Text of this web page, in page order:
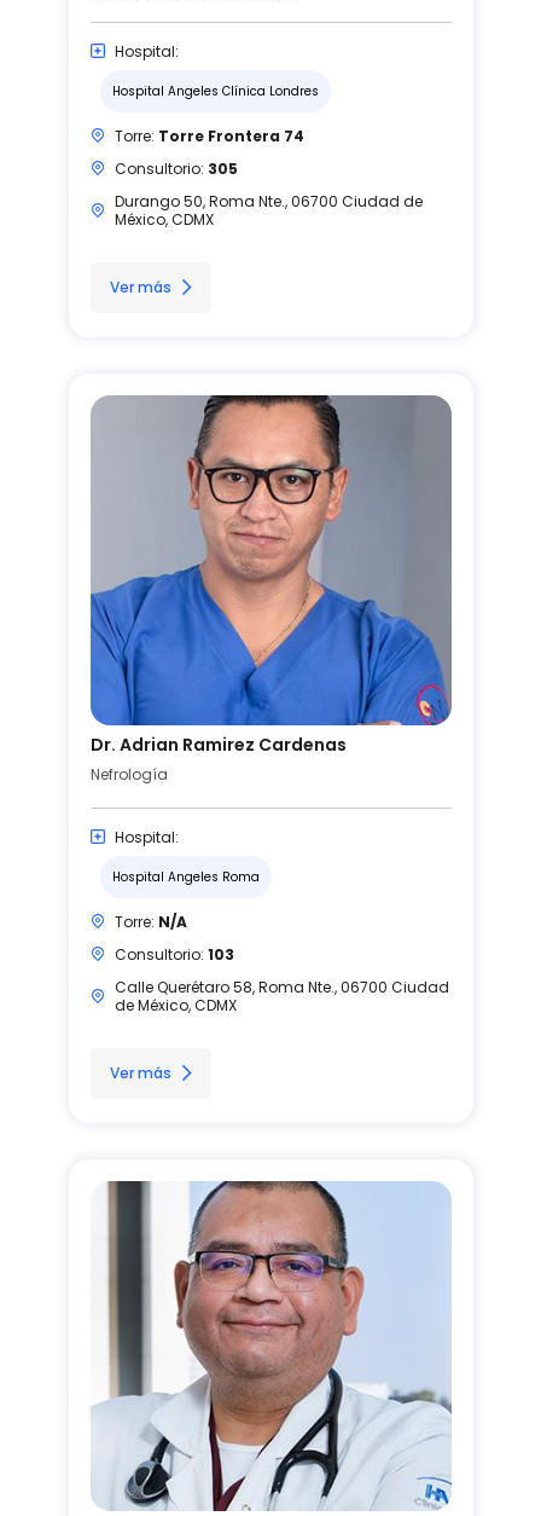
Hospital:
Hospital Angeles Clínica Londres
Torre: Torre Frontera 74
Consultorio: 305
Durango 50, Roma Nte., 06700 Ciudad de
México, CDMX
Ver más
Dr. Adrian Ramirez Cardenas
Nefrología
Hospital:
Hospital Angeles Roma
Torre: N/A
Consultorio: 103
Calle Querétaro 58, Roma Nte., 06700 Ciudad
de México, CDMX
Ver más